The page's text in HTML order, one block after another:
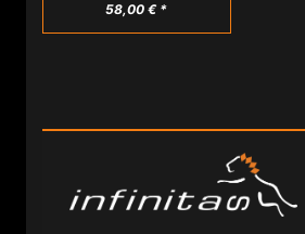
58,00 € *